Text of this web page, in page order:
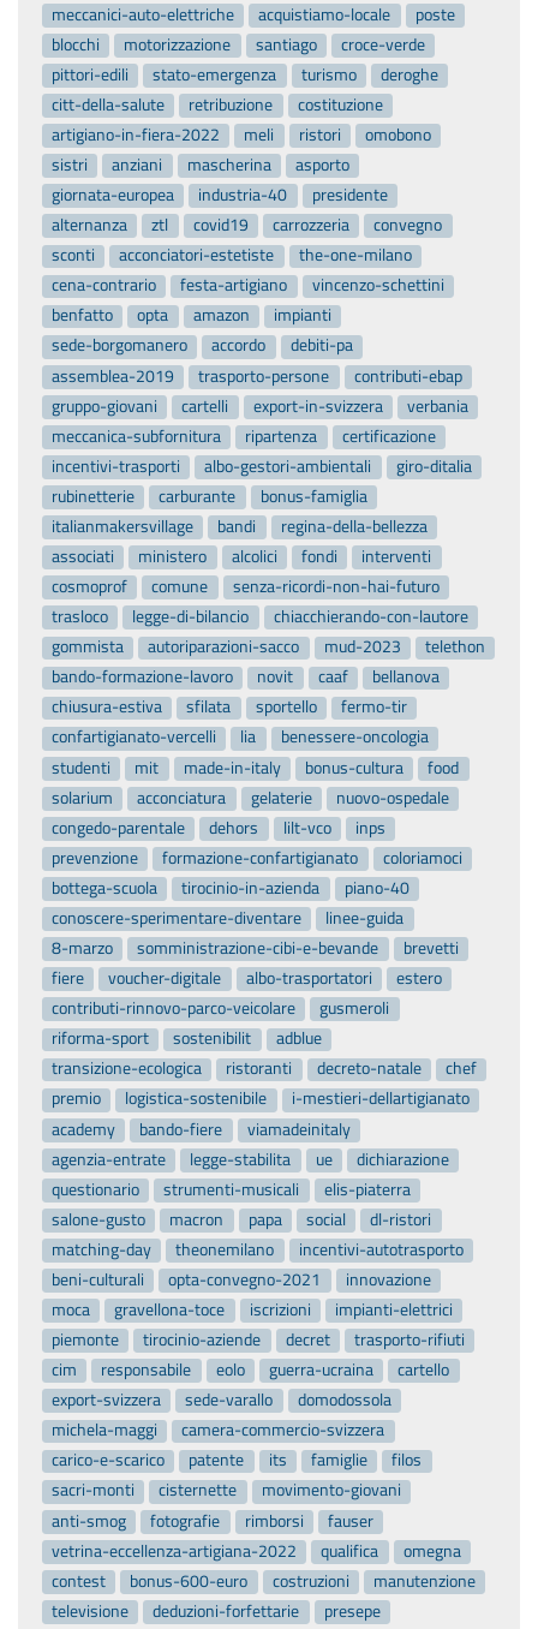
meccanici-auto-elettriche
acquistiamo-locale
poste
blocchi
motorizzazione santiago
croce-verde
pittori-edili
stato-emergenza turismo
deroghe
citt-della-salute
retribuzione
costituzione
artigiano-in-fiera-2022
meli ristori
omobono
sistri
anziani mascherina
asporto
giornata-europea
industria-40
presidente
alternanza
ztl covid19 carrozzeria
convegno
sconti
acconciatori-estetiste
the-one-milano
cena-contrario
festa-artigiano
vincenzo-schettini
benfatto
opta amazon
impianti
sede-borgomanero
accordo
debiti-pa
assemblea-2019
trasporto-persone
contributi-ebap
gruppo-giovani
cartelli export-in-svizzera
verbania
meccanica-subfornitura
ripartenza
certificazione
incentivi-trasporti
albo-gestori-ambientali
giro-ditalia
rubinetterie
carburante
bonus-famiglia
italianmakersvillage
bandi
regina-della-bellezza
associati
ministero alcolici fondi
interventi
cosmoprof
comune
senza-ricordi-non-hai-futuro
trasloco
legge-di-bilancio
chiacchierando-con-lautore
gommista
autoriparazioni-sacco mud-2023
telethon
bando-formazione-lavoro
novit caaf
bellanova
chiusura-estiva
sfilata sportello
fermo-tir
confartigianato-vercelli
lia
benessere-oncologia
studenti
mit made-in-italy bonus-cultura
food
solarium
acconciatura gelaterie
nuovo-ospedale
congedo-parentale
dehors lilt-vco
inps
prevenzione
formazione-confartigianato
coloriamoci
bottega-scuola
tirocinio-in-azienda
piano-40
conoscere-sperimentare-diventare
linee-guida
8-marzo
somministrazione-cibi-e-bevande
brevetti
fiere
voucher-digitale albo-trasportatori
estero
contributi-rinnovo-parco-veicolare
gusmeroli
riforma-sport
sostenibilit
adblue
transizione-ecologica
ristoranti decreto-natale
chef
premio
logistica-sostenibile
i-mestieri-dellartigianato
academy
bando-fiere
viamadeinitaly
agenzia-entrate
legge-stabilita ue
dichiarazione
questionario
strumenti-musicali
elis-piaterra
salone-gusto
macron papa social
dl-ristori
matching-day
theonemilano
incentivi-autotrasporto
beni-culturali
opta-convegno-2021
innovazione
moca
gravellona-toce iscrizioni
impianti-elettrici
piemonte
tirocinio-aziende decret
trasporto-rifiuti
cim
responsabile eolo guerra-ucraina
cartello
export-svizzera
sede-varallo
domodossola
michela-maggi
camera-commercio-svizzera
carico-e-scarico
patente its famiglie
filos
sacri-monti
cisternette
movimento-giovani
anti-smog
fotografie rimborsi
fauser
vetrina-eccellenza-artigiana-2022
qualifica
omegna
contest
bonus-600-euro costruzioni
manutenzione
televisione
deduzioni-forfettarie
presepe